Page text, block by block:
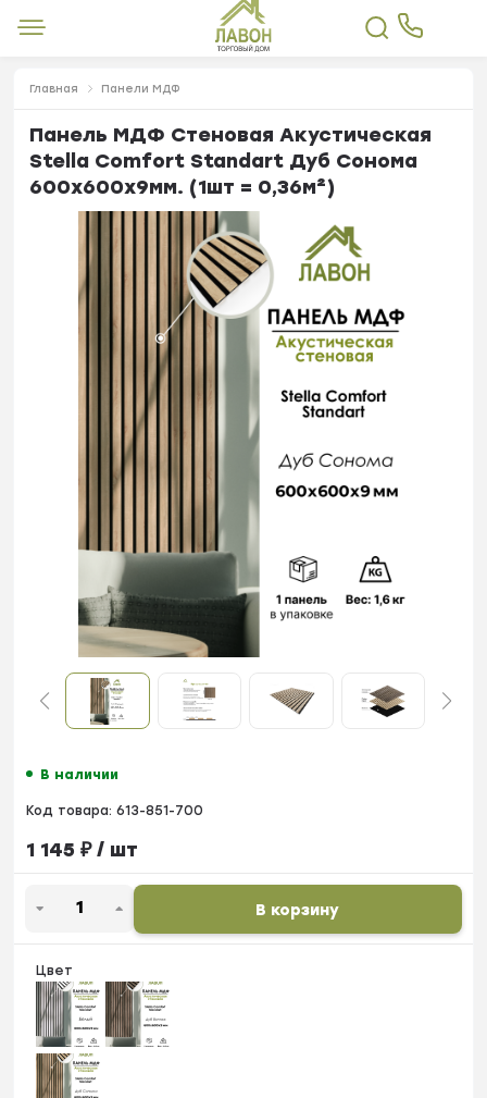
Главная Панели МДФ
Панель МДФ Стеновая Акустическая
Stella Comfort Standart Дуб Сонома
600х600х9мм. (1шт = 0,36м²)
В наличии
Код товара: 613-851-700
1 145 ₽/ шт
В корзину
Цвет